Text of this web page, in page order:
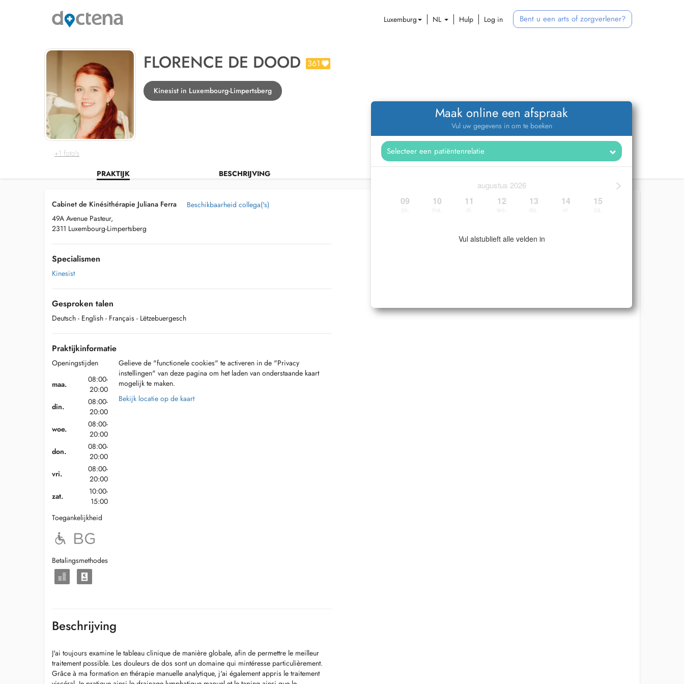
Luxemburg NL Hulp Log in Bent u een arts of zorgverlener?
+1 foto's
FLORENCE DE DOOD 361
Kinesist in Luxembourg-Limpertsberg
PRAKTIJK BESCHRIJVING
Maak online een afspraak
Vul uw gegevens in om te boeken
>
augustus 2026
09 10 11 12 13 14 15
Vul alstublieft alle velden in
Cabinet de Kinésithérapie Juliana Ferra
49A Avenue Pasteur,
2311 Luxembourg-Limpertsberg
Beschikbaarheid collega('s)
Specialismen
Kinesist
Gesproken talen
Deutsch - English - Français - Lëtzebuergesch
Praktijkinformatie
Openingstijden
maa.
08:00-
20:00
din.
08:00-
20:00
woe.
08:00-
20:00
don.
08:00-
20:00
vri.
08:00-
20:00
zat.
10:00-
15:00
Toegankelijkheid
Betalingsmethodes
Gelieve de "functionele cookies" te activeren in de "Privacy
instellingen" van deze pagina om het laden van onderstaande kaart
mogelijk te maken.
Bekijk locatie op de kaart
Beschrijving
J'ai toujours examine le tableau clinique de manière globale, afin de permettre le meilleur
traitement possible. Les douleurs de dos sont un domaine qui mintéresse particulièrement.
Grâce à ma formation en thérapie manuelle analytique, j'ai également appris le traitement